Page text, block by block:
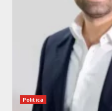
Politica